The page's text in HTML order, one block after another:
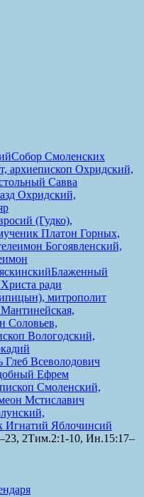
Собор Смоленских
архиепископ Охридский,
Савва
Охридский,
(Гудко),
Платон Горных,
Богоявленский,
Блаженный
ради
митрополит
Соловьев,
Вологодский,
Глеб Всеволодович
Ефрем
Смоленский,
Мстиславич
Игнатий Яблочинсий
2Тим.2:1-10, Ин.15:17–